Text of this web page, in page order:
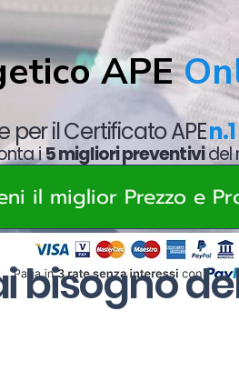
APE
per il Certificato APE
il miglior Prezzo e
i5 migliori preventividel
bisogno